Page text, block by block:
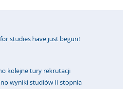
studies have just begun!
kolejne tury rekrutacji
wyniki studiów II stopnia